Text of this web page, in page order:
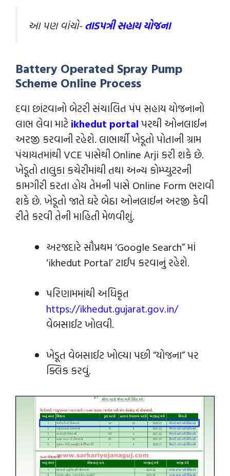
આ પણ વાંચો-તાડપત્રી સહાય યોજના
Battery Operated Spray Pump
Scheme Online Process
દવા છાંટવાનો બેટરી સંચાલિત પંપ સહાય યોજનાનો
લાભ લેવા માટે ikhedut portal પરથી ઓનલાઈન
અરજી કરવાની રહેશે. લાભાર્થી ખેડૂતો પોતાની ગ્રામ
પંચાયતમાંથી VCE પાસેથી Online Arji કરી શકે છે.
ખેડૂતો તાલુકા કચેરીમાંથી તથા અન્ય કોમ્પ્યુટરની
કામગીરી કરતા હોય તેમની પાસે Online Form ભરાવી
શકે છે. ખેડૂતો જાતે ઘરે બેઠા ઓનલાઈન અરજી કેવી
રીતે કરવી તેની માહિતી મેળવીશું.
અરજદારે સૌપ્રથમ ‘Google Search” માં
‘ikhedut Portal’ ટાઈપ કરવાનું રહેશે.
પરિણામમાંથી અધિકૃત
https://ikhedut.gujarat.gov.in/
વેબસાઈટ ખોલવી.
ખેડૂત વેબસાઈટ ખોલ્યા પછી “યોજના” પર
ક્લિક કરવું.